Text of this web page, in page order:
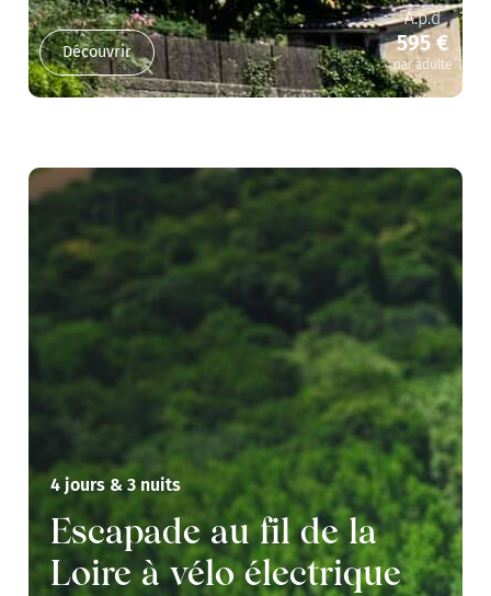
Découvrir
A.p.d
595 €
par adulte
4 jours & 3 nuits
Escapade au fil de la
Loire à vélo électrique